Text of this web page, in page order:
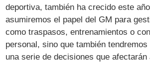
deportiva, también ha crecido este
asumiremos el papel del GM para
como traspasos, entrenamientos o
personal, sino que también
una serie de decisiones que